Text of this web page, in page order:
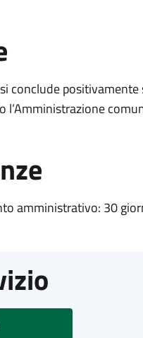
conclude positivamente
amministrativo: 30